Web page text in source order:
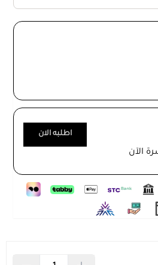
مختلفة مثل الابيض والاصفر
يتم تشغيلها بجهد كهربائي
القريد وباللون الفضي المميز
لضمان المتانة والصلابة وعدم
عليها
لك ، احصل على كل ما هو جديد
الآن
اطلبه الان